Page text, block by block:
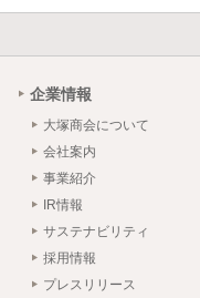
企業情報
大塚商会について
会社案内
事業紹介
IR情報
サステナビリティ
採用情報
プレスリリース